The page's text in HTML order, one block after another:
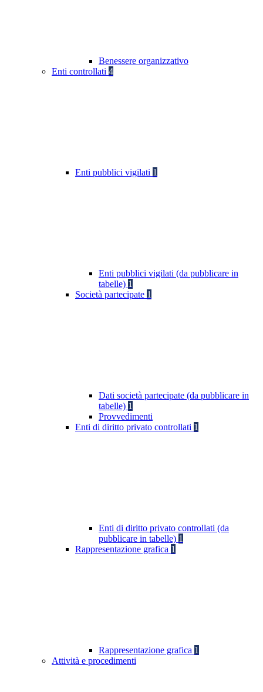
Benessere organizzativo
Enti controllati 4
Enti pubblici vigilati 1
Enti pubblici vigilati (da pubblicare in
tabelle) 1
Società partecipate 1
Dati società partecipate (da pubblicare in
tabelle) 1
Provvedimenti
Enti di diritto privato controllati 1
Enti di diritto privato controllati (da
pubblicare in tabelle) 1
Rappresentazione grafica 1
Rappresentazione grafica 1
Attività e procedimenti